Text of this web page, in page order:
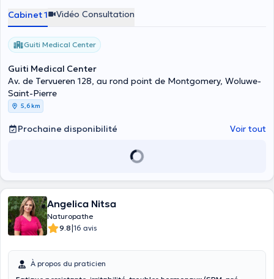
accompagnement personnalisée, en fonction de votre terrain, pour
vous aider à retrouver votre vitalité et votre équilibre tant physique
que psychique et émotionnel. N'hésitez pas à me contacter au
0487/ 34 37 65
Cabinet 1 Vidéo Consultation
Guiti Medical Center
Guiti Medical Center
Av. de Tervueren 128, au rond point de Montgomery, Woluwe-
Saint-Pierre
5,6 km
Prochaine disponibilité Voir tout
Angelica Nitsa
Naturopathe
9.8|16 avis
À propos du praticien